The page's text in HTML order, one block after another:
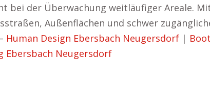
bei der Überwachung weitläufiger Areale.
Außenflächen und schwer
Human Design Ebersbach Neugersdorf |
Ebersbach Neugersdorf